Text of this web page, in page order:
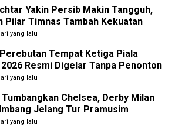
Yakin Persib Makin Tangguh,
Pilar Timnas Tambah Kekuatan
yang lalu
Tempat Ketiga Piala
Resmi Digelar Tanpa Penonton
yang lalu
Chelsea, Derby Milan
Jelang Tur Pramusim
yang lalu